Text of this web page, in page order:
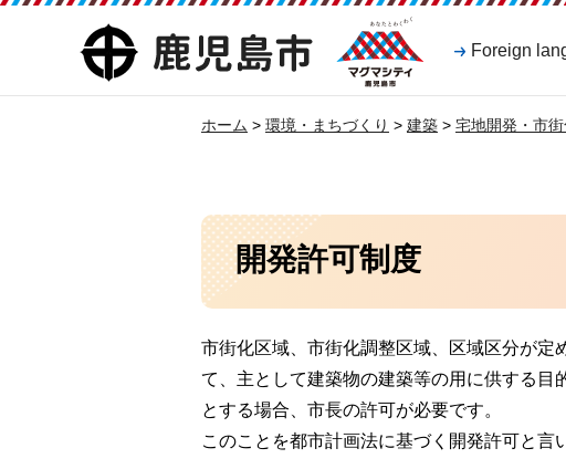
鹿児島市
マグマシティ
鹿児島市
Foreign
ホーム > 環境・まちづくり > 建築 > 宅地開発・市
開発許可制度
市街化区域、市街化調整区域、区域区分が定
て、主として建築物の建築等の用に供する目
とする場合、市長の許可が必要です。
このことを都市計画法に基づく開発許可と言